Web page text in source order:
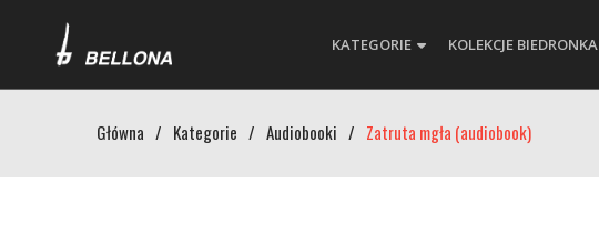
KATEGORIE KOLEKCJE BIEDRONKA
Główna / Kategorie / Audiobooki / Zatruta mgła (audiobook)